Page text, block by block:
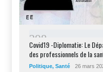
298
Covid19 -Diplomatie: Le
des professionnels de la
Politique, Santé 26 mars